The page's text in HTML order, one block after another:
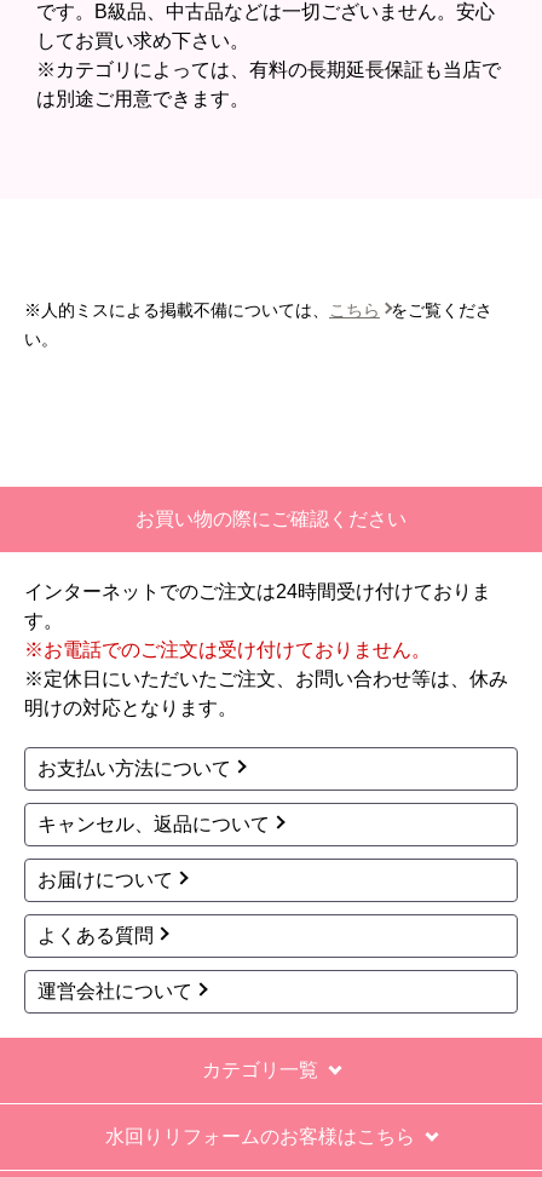
はい
ショップからの連絡や対応は適切でしたか？
無回答
【注文からどのくらいで届きましたか？】
二週間ほどです。
工事対応は、１０点満点の３．５点。マイナス１．５点
は、少々工事が雑。
過去の業者で一番最低。良かった点は、ただ一つ、愛想
最初から名刺の提示も無く、どこの業者で名前がなにか
も分からない。少々不安である。
工事後は、初期設定や取り扱いの説明もなく、慌てて引
き上げる感じ。
保障期間の説明もHPとは違った。８年保証にしている
がメーカー保証が３年追加になり１１年と説明があっ
た。HPにはメーカー保証期間も８年に含むとなってい
たが、どちらが正しいか分からない。
エアコン設置場所が２階だったので、どう考えても一人
でかなえられる体力があると思えない、腰が悪かったが
室外機の荷揚げを手伝った。もし、客先が高齢の女性だ
です。B級品、中古品などは一切ございません。安心
してお買い求め下さい。
※カテゴリによっては、有料の長期延長保証も当店で
は別途ご用意できます。
※人的ミスによる掲載不備については、 こちら
をご覧くださ
い。
お買い物の際にご確認ください
インターネットでのご注文は24時間受け付けておりま
す。
※お電話でのご注文は受け付けておりません。
※定休日にいただいたご注文、お問い合わせ等は、休み
明けの対応となります。
お支払い方法について
キャンセル、返品について
お届けについて
よくある質問
運営会社について
カテゴリ一覧
水回りリフォームのお客様はこちら